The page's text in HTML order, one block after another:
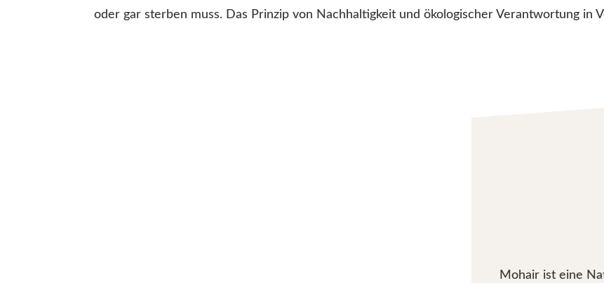
oder gar sterben muss. Das Prinzip von Nachhaltigkeit und ökologischer Verantwortung in
Mohair ist eine